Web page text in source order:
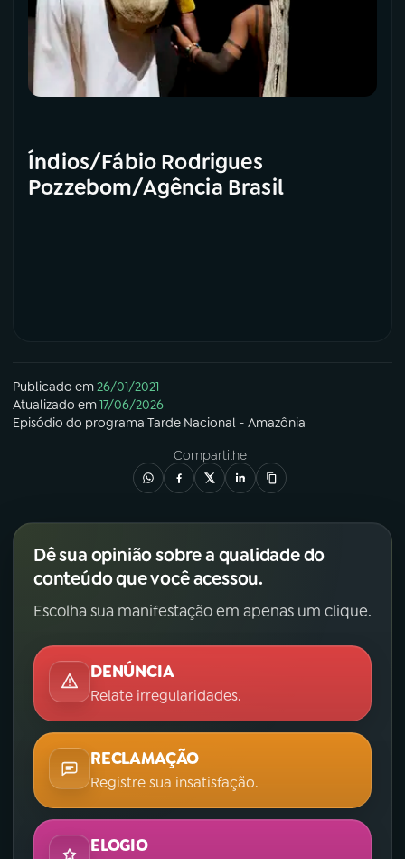
Índios/Fábio Rodrigues
Pozzebom/Agência Brasil
Publicado em26/01/2021
Atualizado em17/06/2026
Episódio do programa Tarde Nacional - Amazônia
Compartilhe
Dê sua opinião sobre a qualidade do
conteúdo que você acessou.
Escolha sua manifestação em apenas um clique.
DENÚNCIA
Relate irregularidades.
RECLAMAÇÃO
Registre sua insatisfação.
ELOGIO